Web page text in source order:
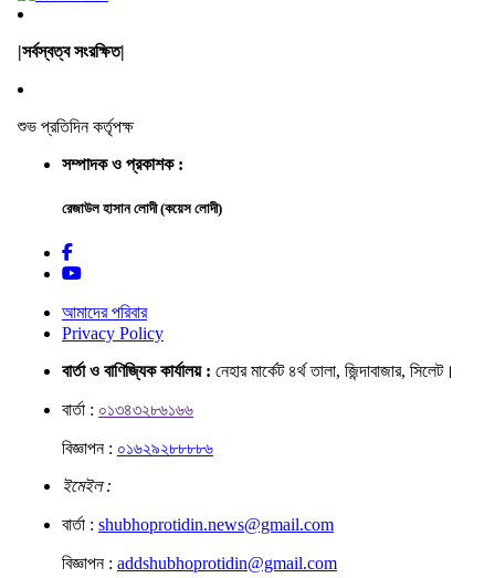
|সর্বস্বত্ব সংরক্ষিত|
শুভ প্রতিদিন কর্তৃপক্ষ
সম্পাদক ও প্রকাশক :
রেজাউল হাসান লোদী (কয়েস লোদী)
আমাদের পরিবার
Privacy Policy
বার্তা ও বাণিজ্যিক কার্যালয় : নেহার মার্কেট ৪র্থ তালা, জিন্দাবাজার, সিলেট।
বার্তা : ০১৩৪৩২৮৬১৬৬
বিজ্ঞাপন : ০১৬২৯২৮৮৮৮৬
ইমেইল :
বার্তা : shubhoprotidin.news@gmail.com
বিজ্ঞাপন : addshubhoprotidin@gmail.com